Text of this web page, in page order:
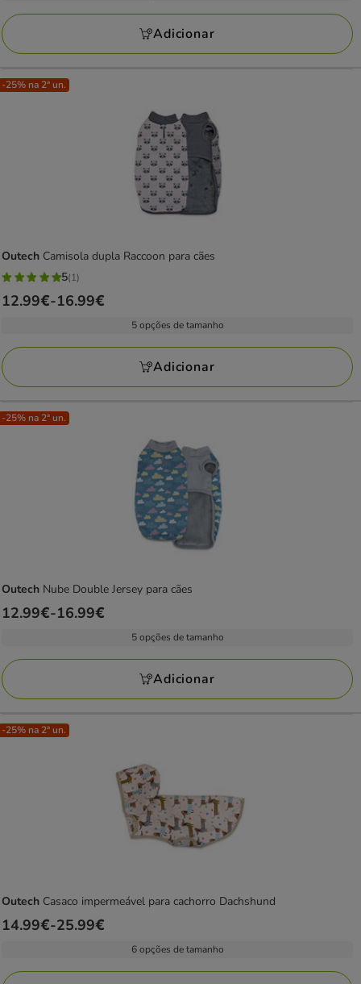
a
13.99€
Adicionar
-25% na 2ª un.
Outech Camisola dupla Raccoon para cães
5
estrelas
avaliações
5(1)
Preço
a
16.99€
12.99€-16.99€
5 opções de tamanho
Adicionar
-25% na 2ª un.
Outech Nube Double Jersey para cães
Preço
a
16.99€
12.99€-16.99€
5 opções de tamanho
Adicionar
-25% na 2ª un.
Outech Casaco impermeável para cachorro Dachshund
Preço
14.99€-25.99€
6 opções de tamanho